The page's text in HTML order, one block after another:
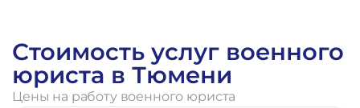
Стоимость услуг военного
юриста в Тюмени
Цены на работу военного юриста